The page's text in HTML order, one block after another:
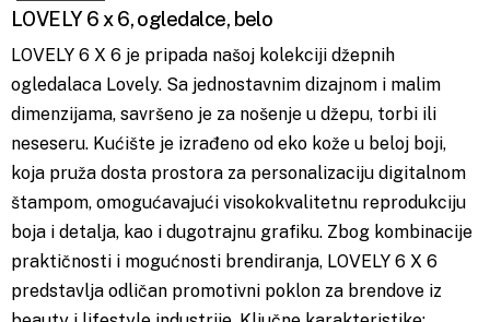
LOVELY 6 x 6, ogledalce, belo
LOVELY 6 X 6 je pripada našoj kolekciji džepnih
ogledalaca Lovely. Sa jednostavnim dizajnom i malim
dimenzijama, savršeno je za nošenje u džepu, torbi ili
neseseru. Kućište je izrađeno od eko kože u beloj boji,
koja pruža dosta prostora za personalizaciju digitalnom
štampom, omogućavajući visokokvalitetnu reprodukciju
boja i detalja, kao i dugotrajnu grafiku. Zbog kombinacije
praktičnosti i mogućnosti brendiranja, LOVELY 6 X 6
predstavlja odličan promotivni poklon za brendove iz